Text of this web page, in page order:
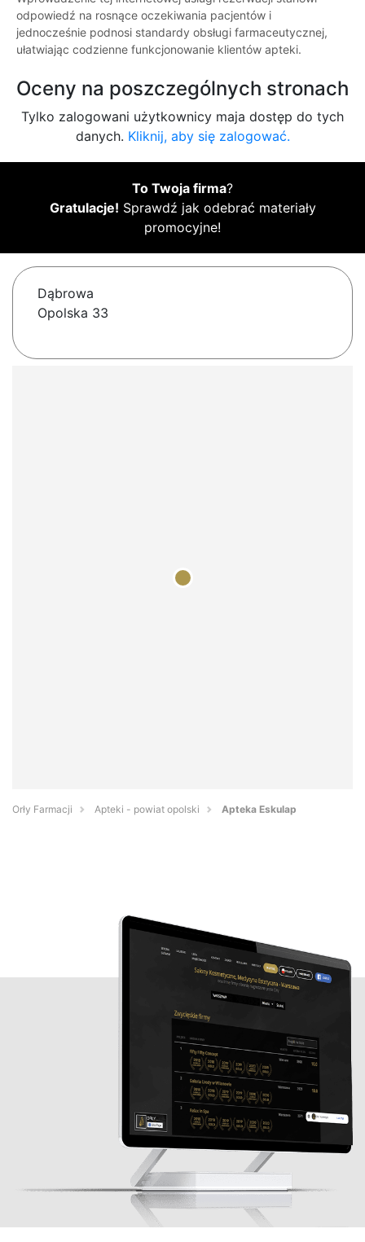
odpowiedź na rosnące oczekiwania pacjentów i
jednocześnie podnosi standardy obsługi farmaceutycznej,
ułatwiając codzienne funkcjonowanie klientów apteki.
Oceny na poszczególnych stronach
Tylko zalogowani użytkownicy maja dostęp do tych
danych. Kliknij, aby się zalogować.
To Twoja firma?
Gratulacje! Sprawdź jak odebrać materiały
promocyjne!
Dąbrowa
Opolska 33
Orły Farmacji Apteki - powiat opolski Apteka Eskulap